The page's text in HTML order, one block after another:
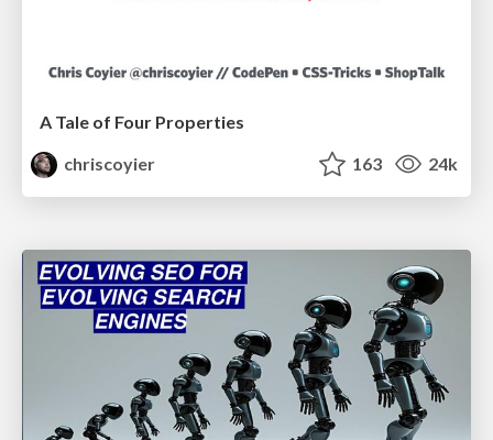
A Tale of Four Properties
chriscoyier
163 24k